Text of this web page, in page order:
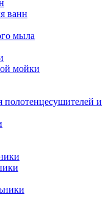
ванн
мыла
мойки
и